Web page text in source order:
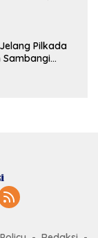
Pilkada
Sambangi